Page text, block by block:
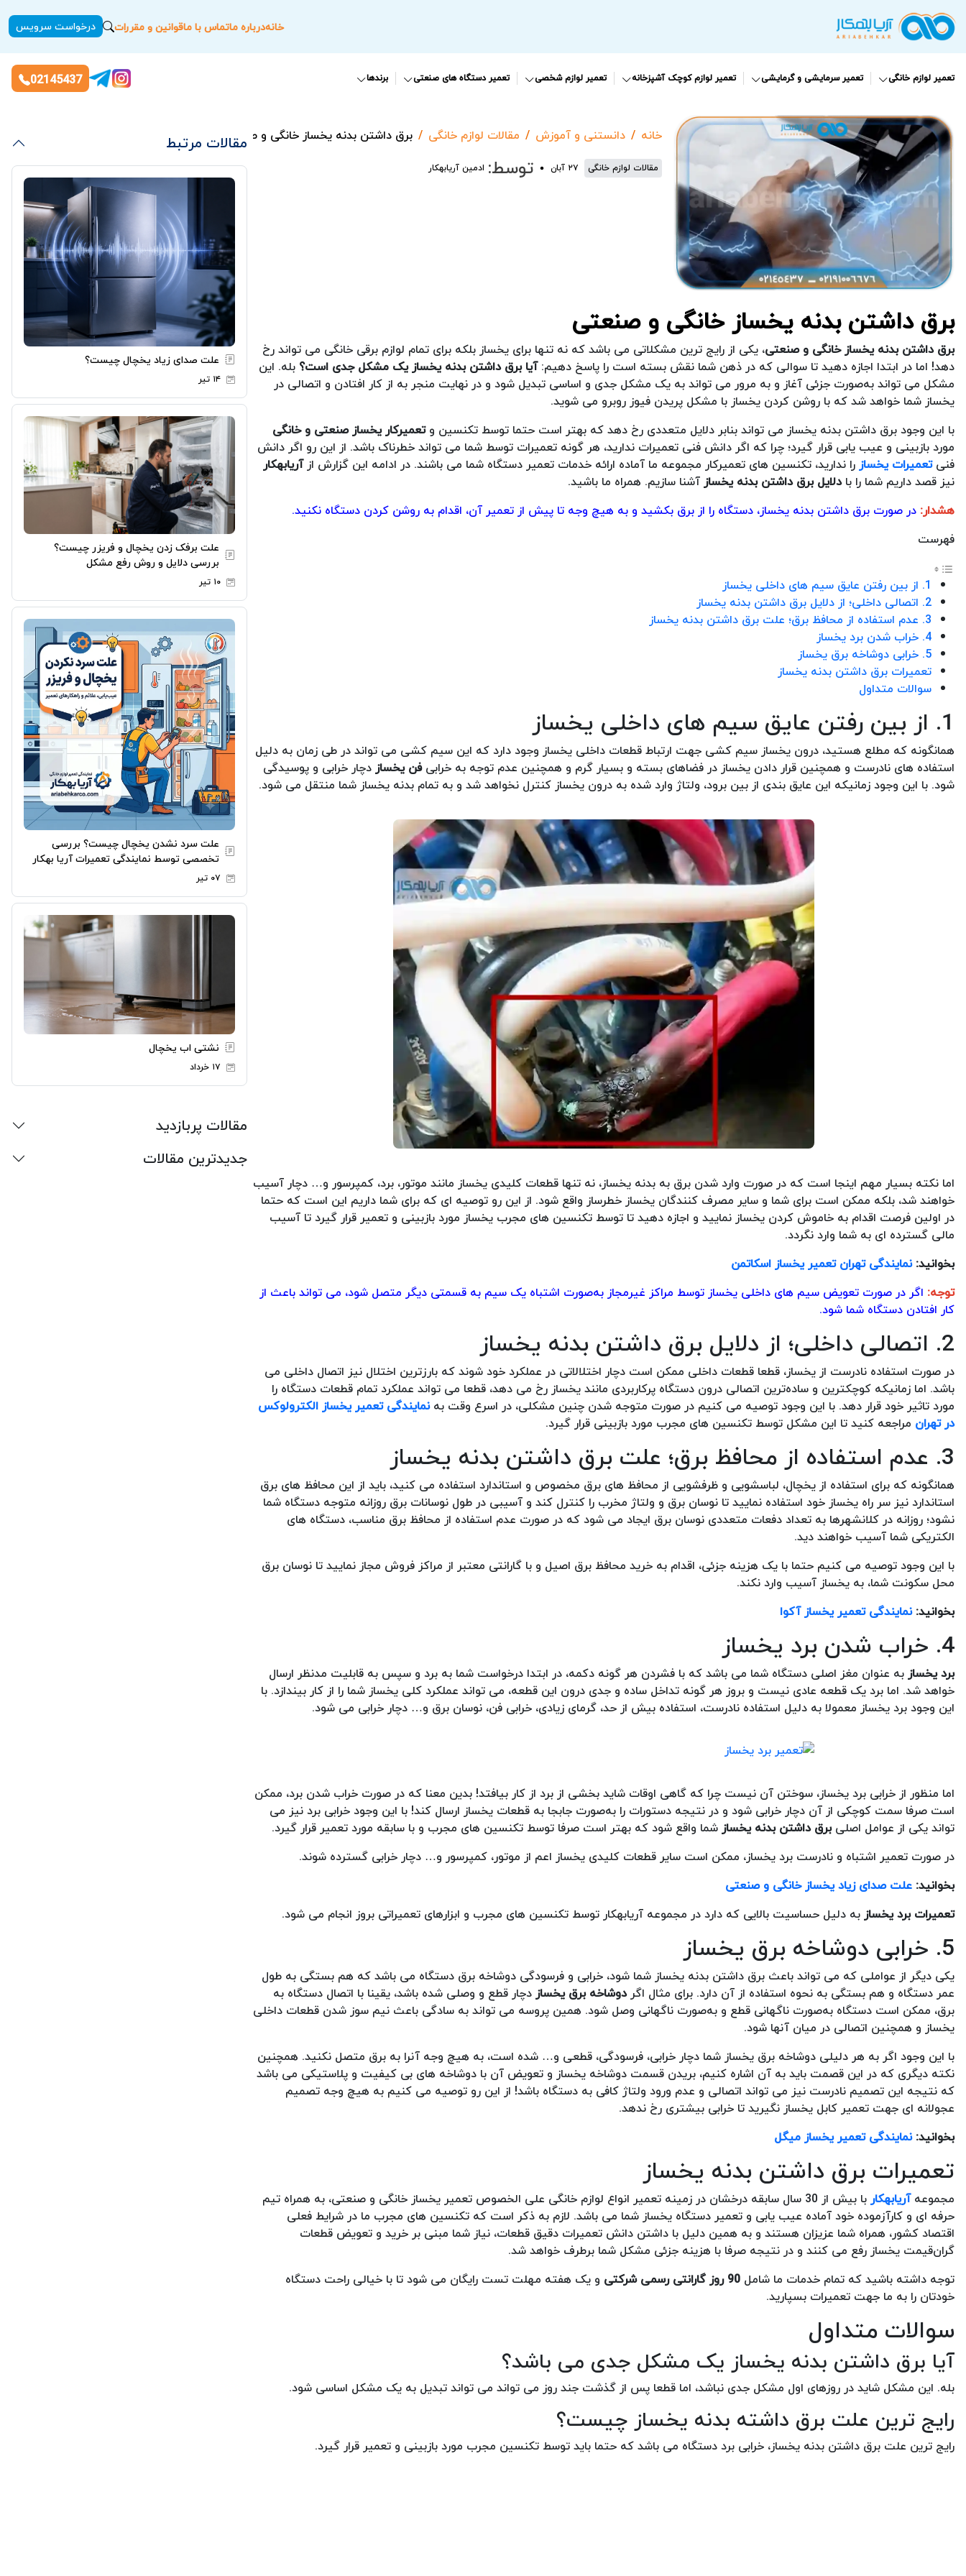
خانهدرباره ماتماس با ماقوانین و مقررات درخواست سرویس
تعمیر لوازم خانگی تعمیر سرمایشی و گرمایشی تعمیر لوازم کوچک آشپزخانه تعمیر لوازم شخصی تعمیر دستگاه های صنعتی برندها 02145437
خانه دانستنی و آموزش مقالات لوازم خانگی برق داشتن بدنه یخساز خانگی و صنعتی
مقالات لوازم خانگی ۲۷ آبان توسط: ادمین آریابهکار
برق داشتن بدنه یخساز خانگی و صنعتی
برق داشتن بدنه یخساز خانگی و صنعتی، یکی از رایج ترین مشکلاتی می باشد که نه تنها برای یخساز بلکه برای تمام لوازم برقی خانگی می تواند رخ
دهد! اما در ابتدا اجازه دهید تا سوالی که در ذهن شما نقش بسته است را پاسخ دهیم:آیا برق داشتن بدنه یخساز یک مشکل جدی است؟ بله. این
مشکل می تواند به‌صورت جزئی آغاز و به مرور می تواند به یک مشکل جدی و اساسی تبدیل شود و در نهایت منجر به از کار افتادن و اتصالی در
یخساز شما خواهد شد که با روشن کردن یخساز با مشکل پریدن فیوز روبرو می شوید.
با این وجود برق داشتن بدنه یخساز می تواند بنابر دلایل متعددی رخ دهد که بهتر است حتما توسط تکنسین وتعمیرکار یخساز صنعتی و خانگی
مورد بازبینی و عیب یابی قرار گیرد؛ چرا که اگر دانش فنی تعمیرات ندارید، هر گونه تعمیرات توسط شما می تواند خطرناک باشد. از این رو اگر دانش
فنیتعمیرات یخسازرا ندارید، تکنسین های تعمیرکار مجموعه ما آماده ارائه خدمات تعمیر دستگاه شما می باشند. در ادامه این گزارش ازآریابهکار
نیز قصد داریم شما را بادلایل برق داشتن بدنه یخسازآشنا سازیم. همراه ما باشید.
هشدار: در صورت برق داشتن بدنه یخساز، دستگاه را از برق بکشید و به هیچ وجه تا پیش از تعمیر آن، اقدام به روشن کردن دستگاه نکنید.
فهرست
1. از بین رفتن عایق سیم های داخلی یخساز
2. اتصالی داخلی؛ از دلایل برق داشتن بدنه یخساز
3. عدم استفاده از محافظ برق؛ علت برق داشتن بدنه یخساز
4. خراب شدن برد یخساز
5. خرابی دوشاخه برق یخساز
تعمیرات برق داشتن بدنه یخساز
سوالات متداول
1. از بین رفتن عایق سیم های داخلی یخساز
همانگونه که مطلع هستید، درون یخساز سیم کشی جهت ارتباط قطعات داخلی یخساز وجود دارد که این سیم کشی می تواند در طی زمان به دلیل
استفاده های نادرست و همچنین قرار دادن یخساز در فضاهای بسته و بسیار گرم و همچنین عدم توجه به خرابیفن یخسازدچار خرابی و پوسیدگی
شود. با این وجود زمانیکه این عایق بندی از بین برود، ولتاژ وارد شده به درون یخساز کنترل نخواهد شد و به تمام بدنه یخساز شما منتقل می شود.
اما نکته بسیار مهم اینجا است که در صورت وارد شدن برق به بدنه یخساز، نه تنها قطعات کلیدی یخساز مانند موتور، برد، کمپرسور و… دچار آسیب
خواهند شد، بلکه ممکن است برای شما و سایر مصرف کنندگان یخساز خطرساز واقع شود. از این رو توصیه ای که برای شما داریم این است که حتما
در اولین فرصت اقدام به خاموش کردن یخساز نمایید و اجازه دهید تا توسط تکنسین های مجرب یخساز مورد بازبینی و تعمیر قرار گیرد تا آسیب
مالی گسترده ای به شما وارد نگردد.
بخوانید:نمایندگی تهران تعمیر یخساز اسکاتمن
توجه: اگر در صورت تعویض سیم های داخلی یخساز توسط مراکز غیرمجاز به‌صورت اشتباه یک سیم به قسمتی دیگر متصل شود، می تواند باعث از
کار افتادن دستگاه شما شود.
2. اتصالی داخلی؛ از دلایل برق داشتن بدنه یخساز
در صورت استفاده نادرست از یخساز، قطعا قطعات داخلی ممکن است دچار اختلالاتی در عملکرد خود شوند که بارزترین اختلال نیز اتصال داخلی می
باشد. اما زمانیکه کوچکترین و ساده‌ترین اتصالی درون دستگاه پرکاربردی مانند یخساز رخ می دهد، قطعا می تواند عملکرد تمام قطعات دستگاه را
مورد تاثیر خود قرار دهد. با این وجود توصیه می کنیم در صورت متوجه شدن چنین مشکلی، در اسرع وقت بهنمایندگی تعمیر یخساز الکترولوکس
در تهران مراجعه کنید تا این مشکل توسط تکنسین های مجرب مورد بازبینی قرار گیرد.
3. عدم استفاده از محافظ برق؛ علت برق داشتن بدنه یخساز
همانگونه که برای استفاده از یخچال، لباسشویی و ظرفشویی از محافظ های برق مخصوص و استاندارد استفاده می کنید، باید از این محافظ های برق
استاندارد نیز سر راه یخساز خود استفاده نمایید تا نوسان برق و ولتاژ مخرب را کنترل کند و آسیبی در طول نوسانات برق روزانه متوجه دستگاه شما
نشود؛ روزانه در کلانشهرها به تعداد دفعات متعددی نوسان برق ایجاد می شود که در صورت عدم استفاده از محافظ برق مناسب، دستگاه های
الکتریکی شما آسیب خواهند دید.
با این وجود توصیه می کنیم حتما با یک هزینه جزئی، اقدام به خرید محافظ برق اصیل و با گارانتی معتبر از مراکز فروش مجاز نمایید تا نوسان برق
محل سکونت شما، به یخساز آسیب وارد نکند.
بخوانید:نمایندگی تعمیر یخساز آکوا
4. خراب شدن برد یخساز
برد یخسازبه عنوان مغز اصلی دستگاه شما می باشد که با فشردن هر گونه دکمه، در ابتدا درخواست شما به برد و سپس به قابلیت مدنظر ارسال
خواهد شد. اما برد یک قطعه عادی نیست و بروز هر گونه تداخل ساده و جدی درون این قطعه، می تواند عملکرد کلی یخساز شما را از کار بیندازد. با
این وجود برد یخساز معمولا به دلیل استفاده نادرست، استفاده بیش از حد، گرمای زیادی، خرابی فن، نوسان برق و… دچار خرابی می شود.
اما منظور از خرابی برد یخساز، سوختن آن نیست چرا که گاهی اوقات شاید بخشی از برد از کار بیافتد! بدین معنا که در صورت خراب شدن برد، ممکن
است صرفا سمت کوچکی از آن دچار خرابی شود و در نتیجه دستورات را به‌صورت جابجا به قطعات یخساز ارسال کند! با این وجود خرابی برد نیز می
تواند یکی از عوامل اصلیبرق داشتن بدنه یخسازشما واقع شود که بهتر است صرفا توسط تکنسین های مجرب و با سابقه مورد تعمیر قرار گیرد.
در صورت تعمیر اشتباه و نادرست برد یخساز، ممکن است سایر قطعات کلیدی یخساز اعم از موتور، کمپرسور و… دچار خرابی گسترده شوند.
بخوانید: علت صدای زیاد یخساز خانگی و صنعتی
تعمیرات برد یخسازبه دلیل حساسیت بالایی که دارد در مجموعه آریابهکار توسط تکنسین های مجرب و ابزارهای تعمیراتی بروز انجام می شود.
5. خرابی دوشاخه برق یخساز
یکی دیگر از عواملی که می تواند باعث برق داشتن بدنه یخساز شما شود، خرابی و فرسودگی دوشاخه برق دستگاه می باشد که هم بستگی به طول
عمر دستگاه و هم بستگی به نحوه استفاده از آن دارد. برای مثال اگردوشاخه برق یخسازدچار قطع و وصلی شده باشد، یقینا با اتصال دستگاه به
برق، ممکن است دستگاه به‌صورت ناگهانی قطع و به‌صورت ناگهانی وصل شود. همین پروسه می تواند به سادگی باعث نیم سوز شدن قطعات داخلی
یخساز و همچنین اتصالی در میان آنها شود.
با این وجود اگر به هر دلیلی دوشاخه برق یخساز شما دچار خرابی، فرسودگی، قطعی و… شده است، به هیچ وجه آنرا به برق متصل نکنید. همچنین
نکته دیگری که در این قصمت باید به آن اشاره کنیم، بریدن قسمت دوشاخه یخساز و تعویض آن با دوشاخه های بی کیفیت و پلاستیکی می باشد
که نتیجه این تصمیم نادرست نیز می تواند اتصالی و عدم ورود ولتاژ کافی به دستگاه باشد! از این رو توصیه می کنیم به هیچ وجه تصمیم
عجولانه ای جهت تعمیر کابل یخساز نگیرید تا خرابی بیشتری رخ ندهد.
بخوانید:نمایندگی تعمیر یخساز میگل
تعمیرات برق داشتن بدنه یخساز
مجموعهآریابهکار
با بیش از 30 سال سابقه درخشان در زمینه تعمیر انواع لوازم خانگی علی الخصوص تعمیر یخساز خانگی و صنعتی، به همراه تیم
حرفه ای و کارآزموده خود آماده عیب یابی و تعمیر دستگاه یخساز شما می باشد. لازم به ذکر است که تکنسین های مجرب ما در شرایط فعلی
اقتصاد کشور، همراه شما عزیزان هستند و به همین دلیل با داشتن دانش تعمیرات دقیق قطعات، نیاز شما مبنی بر خرید و تعویض قطعات
گران‌قیمت یخساز رفع می کنند و در نتیجه صرفا با هزینه جزئی مشکل شما برطرف خواهد شد.
توجه داشته باشید که تمام خدمات ما شامل 90 روز گارانتی رسمی شرکتی
و یک هفته مهلت تست رایگان می شود تا با خیالی راحت دستگاه
خودتان را به ما جهت تعمیرات بسپارید.
سوالات متداول
آیا برق داشتن بدنه یخساز یک مشکل جدی می باشد؟
بله. این مشکل شاید در روزهای اول مشکل جدی نباشد، اما قطعا پس از گذشت جند روز می تواند می تواند تبدیل به یک مشکل اساسی شود.
رایج ترین علت برق داشته بدنه یخساز چیست؟
رایج ترین علت برق داشتن بدنه یخساز، خرابی برد دستگاه می باشد که حتما باید توسط تکنسین مجرب مورد بازبینی و تعمیر قرار گیرد.
مقالات مرتبط
علت صدای زیاد یخچال چیست؟
۱۴ تیر
علت برفک زدن یخچال و فریزر چیست؟
بررسی دلایل و روش رفع مشکل
۱۰ تیر
علت سرد نشدن یخچال چیست؟ بررسی
تخصصی توسط نمایندگی تعمیرات آریا بهکار
۰۷ تیر
نشتی اب یخچال
۱۷ خرداد
مقالات پربازدید
جدیدترین مقالات